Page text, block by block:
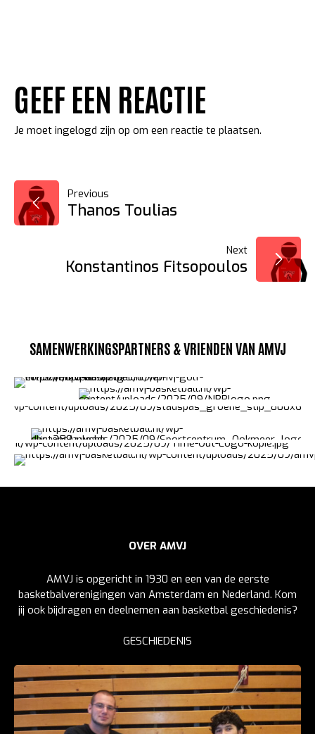
GEEF EEN REACTIE
Je moet ingelogd zijn op om een reactie te plaatsen.
BERICHT
NAVIGATIE
Previous
Thanos Toulias
Next
Konstantinos Fitsopoulos
SAMENWERKINGSPARTNERS & VRIENDEN VAN AMVJ
OVER AMVJ
AMVJ is opgericht in 1930 en een van de eerste
basketbalverenigingen van Amsterdam en Nederland. Kom
jij ook bijdragen en deelnemen aan basketbal geschiedenis?
GESCHIEDENIS